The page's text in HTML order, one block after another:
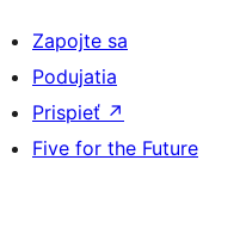
Zapojte sa
Podujatia
Prispieť ↗
Five for the Future